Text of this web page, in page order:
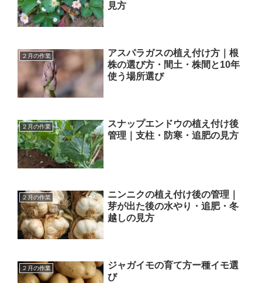
見方
２月の作業
アスパラガスの植え付け方｜根
株の選び方・間土・株間と10年
使う場所選び
２月の作業
スナップエンドウの植え付け後
管理｜支柱・防寒・追肥の見方
２月の作業
ニンニクの植え付け後の管理｜
芽が出た後の水やり・追肥・冬
越しの見方
２月の作業
ジャガイモの育て方ー種イモ選
び